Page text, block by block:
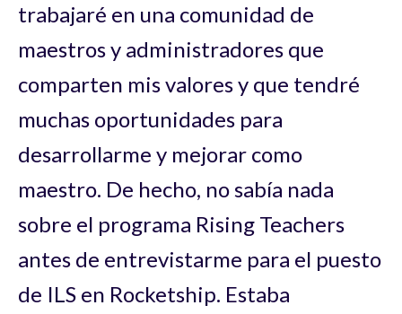
trabajaré en una comunidad de
maestros y administradores que
comparten mis valores y que tendré
muchas oportunidades para
desarrollarme y mejorar como
maestro. De hecho, no sabía nada
sobre el programa Rising Teachers
antes de entrevistarme para el puesto
de ILS en Rocketship. Estaba